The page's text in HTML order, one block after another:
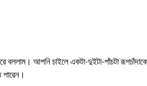
বললাম। আপনি চাইলে একটা-দুইটা-পাঁচটা